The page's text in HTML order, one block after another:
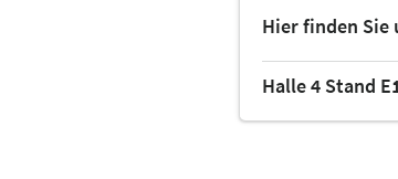
Hier finden Sie
Halle 4 Stand